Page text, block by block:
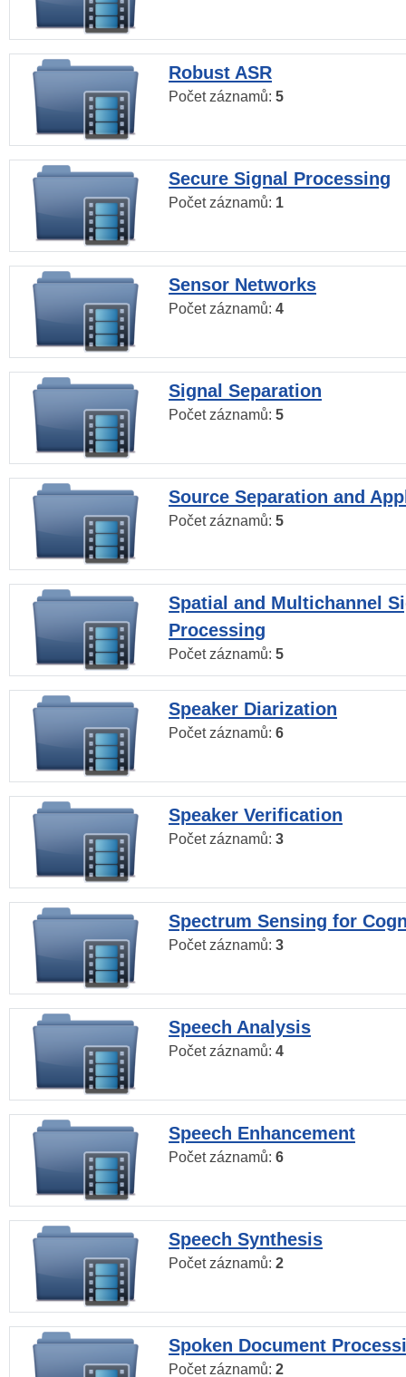
Robust ASR
Počet záznamů: 5
Secure Signal Processing
Počet záznamů: 1
Sensor Networks
Počet záznamů: 4
Signal Separation
Počet záznamů: 5
Source Separation and
Počet záznamů: 5
Spatial and Multichannel
Processing
Počet záznamů: 5
Speaker Diarization
Počet záznamů: 6
Speaker Verification
Počet záznamů: 3
Spectrum Sensing for
Počet záznamů: 3
Speech Analysis
Počet záznamů: 4
Speech Enhancement
Počet záznamů: 6
Speech Synthesis
Počet záznamů: 2
Spoken Document
Počet záznamů: 2